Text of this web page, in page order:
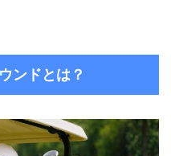
ンドとは？